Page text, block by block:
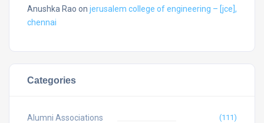
Anushka Rao on jerusalem college of engineering – [jce],
chennai
Categories
Alumni Associations (111)